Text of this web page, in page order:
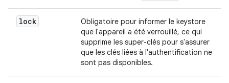
lock
Obligatoire pour informer le keystore
que l'appareil a été verrouillé, ce qui
supprime les super-clés pour s'assurer
que les clés liées à l'authentification ne
sont pas disponibles.